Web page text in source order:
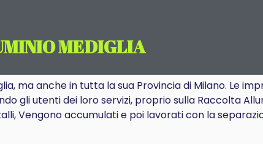
MEDIGLIA
ma anche in tutta la sua Provincia di Milano. Le
gli utenti dei loro servizi, proprio sulla Raccolta
Vengono accumulati e poi lavorati con la